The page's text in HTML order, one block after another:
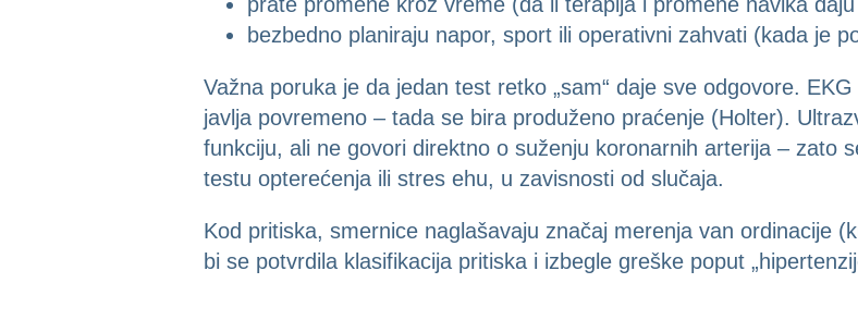
bezbedno planiraju napor, sport ili operativni zahvati (kada je
Važna poruka je da jedan test retko „sam“ daje sve odgovore.
javlja povremeno – tada se bira produženo praćenje (Holter).
funkciju, ali ne govori direktno o suženju koronarnih arterija – zato
testu opterećenja ili stres ehu, u zavisnosti od slučaja.
Kod pritiska, smernice naglašavaju značaj merenja van ordinacije
bi se potvrdila klasifikacija pritiska i izbegle greške poput